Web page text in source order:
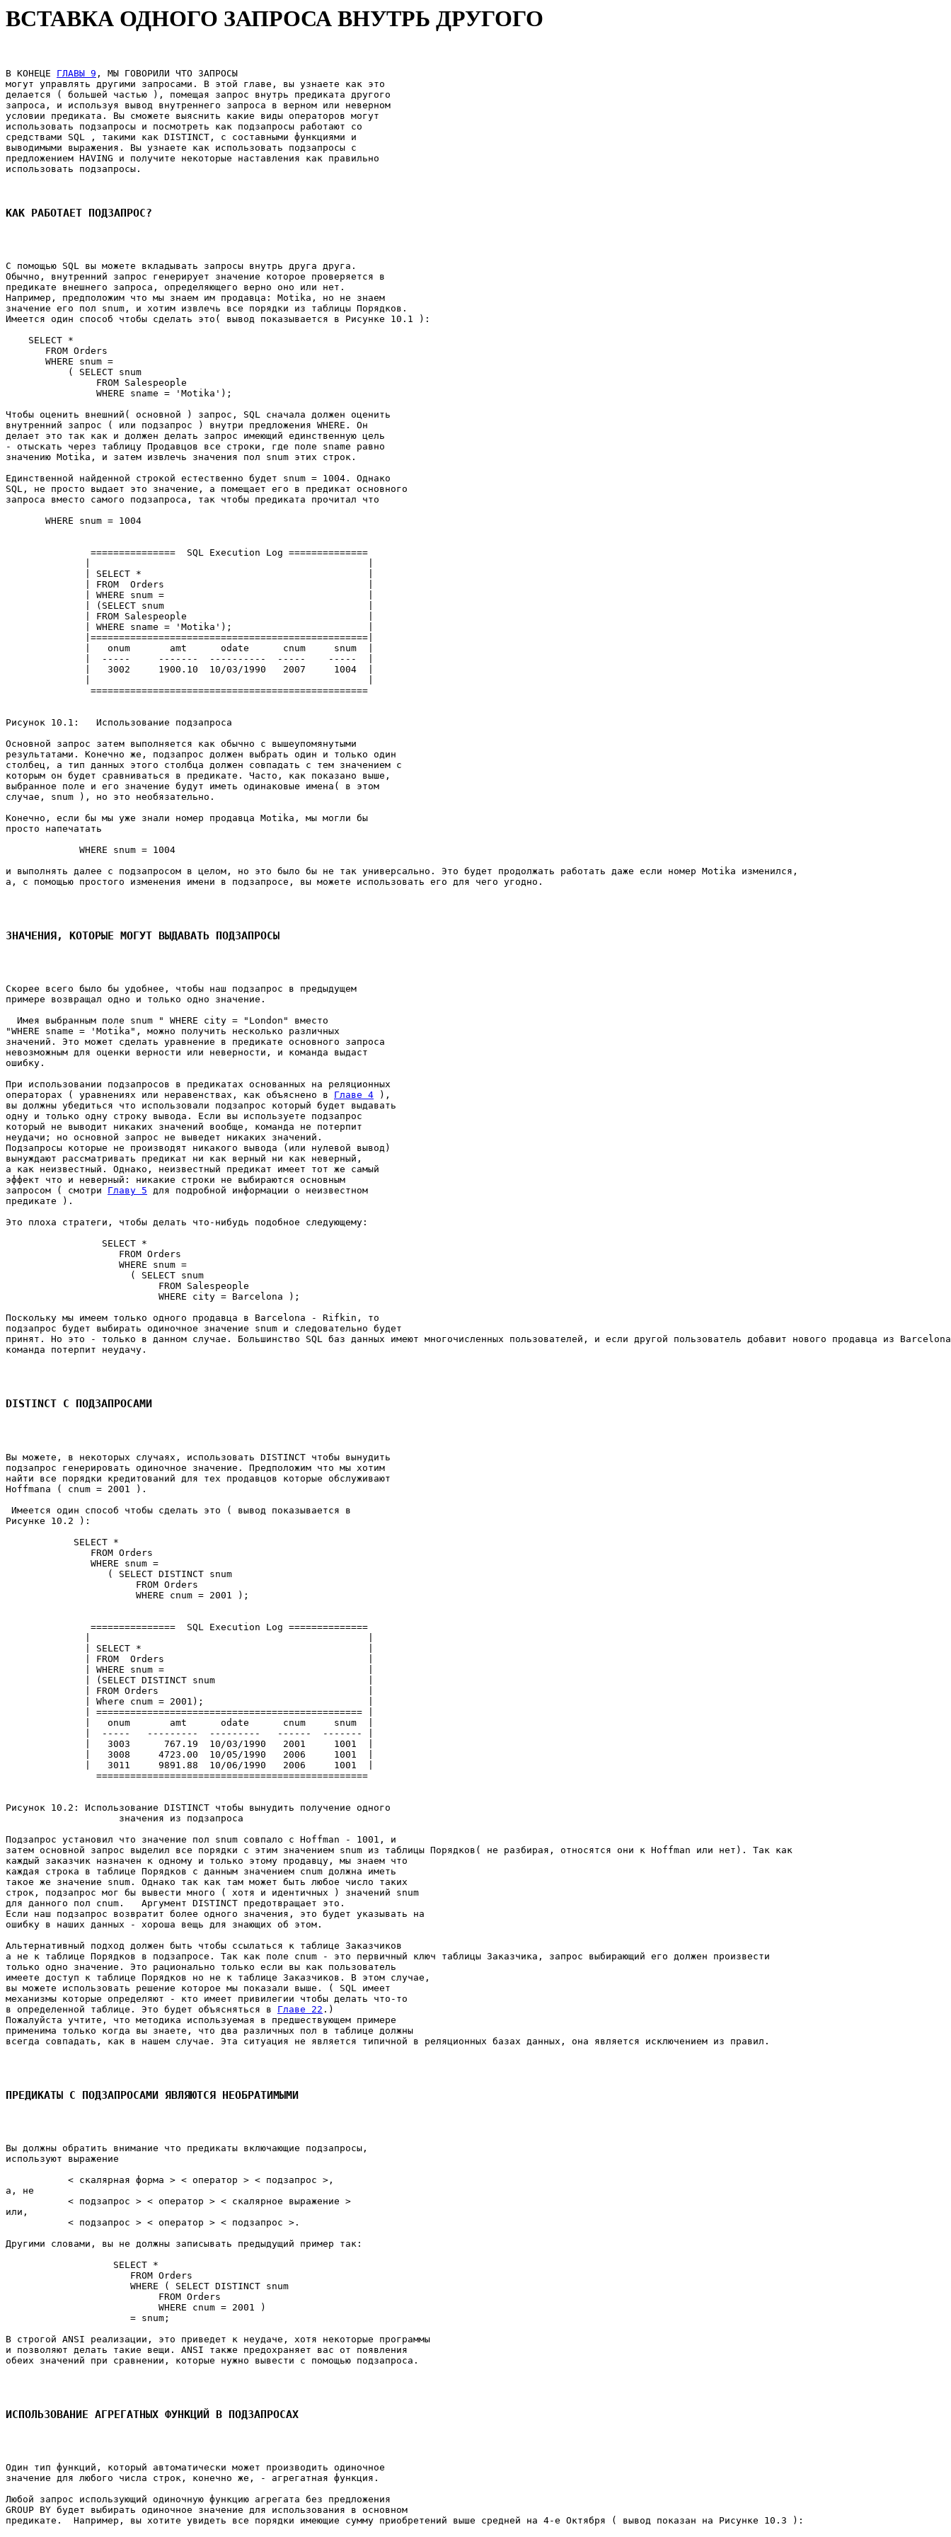
ВСТАВКА ОДНОГО ЗАПРОСА ВНУТРЬ ДРУГОГО
В КОНЕЦЕ ГЛАВЫ 9 , МЫ ГОВОРИЛИ ЧТО ЗАПРОСЫ
могут управлять другими запросами. В этой главе, вы узнаете как это
делается ( большей частью ), помещая запрос внутрь предиката другого
запроса, и используя вывод внутреннего запроса в верном или неверном
условии предиката. Вы сможете выяснить какие виды операторов могут
использовать подзапросы и посмотреть как подзапросы работают со
средствами SQL , такими как DISTINCT, с составными функциями и
выводимыми выражения. Вы узнаете как использовать подзапросы с
предложением HAVING и получите некоторые наставления как правильно
использовать подзапросы.
КАК РАБОТАЕТ ПОДЗАПРОС?
С помощью SQL вы можете вкладывать запросы внутрь друга друга.
Обычно, внутренний запрос генерирует значение которое проверяется в
предикате внешнего запроса, определяющего верно оно или нет.
Например, предположим что мы знаем им продавца: Motika, но не знаем
значение его пол snum, и хотим извлечь все порядки из таблицы Порядков.
Имеется один способ чтобы сделать это( вывод показывается в Рисунке 10.1 ):
    SELECT *
       FROM Orders
       WHERE snum =
           ( SELECT snum
                FROM Salespeople
                WHERE sname = 'Motika');
Чтобы оценить внешний( основной ) запрос, SQL сначала должен оценить
внутренний запрос ( или подзапрос ) внутри предложения WHERE. Он
делает это так как и должен делать запрос имеющий единственную цель
- отыскать через таблицу Продавцов все строки, где поле sname равно
значению Motika, и затем извлечь значения пол snum этих строк.
Единственной найденной строкой естественно будет snum = 1004. Однако
SQL, не просто выдает это значение, а помещает его в предикат основного
запроса вместо самого подзапроса, так чтобы предиката прочитал что
       WHERE snum = 1004
               ===============  SQL Execution Log ==============
              | SELECT *                                        |
              | FROM  Orders                                    |
              | WHERE snum =                                    |
              | (SELECT snum                                    |
              | FROM Salespeople                                |
              | WHERE sname = 'Motika');                        |
              |=================================================|
              |   onum       amt      odate      cnum     snum  |
              |  -----     -------  ----------  -----    -----  |
              |   3002     1900.10  10/03/1990   2007     1004  |
               =================================================
Рисунок 10.1:   Использование подзапроса
Основной запрос затем выполняется как обычно с вышеупомянутыми
результатами. Конечно же, подзапрос должен выбрать один и только один
столбец, а тип данных этого столбца должен совпадать с тем значением с
которым он будет сравниваться в предикате. Часто, как показано выше,
выбранное поле и его значение будут иметь одинаковые имена( в этом
случае, snum ), но это необязательно.
Конечно, если бы мы уже знали номер продавца Motika, мы могли бы
просто напечатать
             WHERE snum = 1004
и выполнять далее с подзапросом в целом, но это было бы не так универсально. Это будет продолжать работать даже если номер Motika изменился,
а, с помощью простого изменения имени в подзапросе, вы можете использовать его для чего угодно.
ЗНАЧЕНИЯ, КОТОРЫЕ МОГУТ ВЫДАВАТЬ ПОДЗАПРОСЫ
Скорее всего было бы удобнее, чтобы наш подзапрос в предыдущем
примере возвращал одно и только одно значение.
  Имея выбранным поле snum " WHERE city = "London" вместо
"WHERE sname = 'Motika", можно получить несколько различных
значений. Это может сделать уравнение в предикате основного запроса
невозможным для оценки верности или неверности, и команда выдаст
ошибку.
При использовании подзапросов в предикатах основанных на реляционных
операторах ( уравнениях или неравенствах, как объяснено в Главе 4 ),
вы должны убедиться что использовали подзапрос который будет выдавать
одну и только одну строку вывода. Если вы используете подзапрос
который не выводит никаких значений вообще, команда не потерпит
неудачи; но основной запрос не выведет никаких значений.
Подзапросы которые не производят никакого вывода (или нулевой вывод)
вынуждают рассматривать предикат ни как верный ни как неверный,
а как неизвестный. Однако, неизвестный предикат имеет тот же самый
эффект что и неверный: никакие строки не выбираются основным
запросом ( смотри Главу 5 для подробной информации о неизвестном
предикате ).
Это плоха стратеги, чтобы делать что-нибудь подобное следующему:
                 SELECT *
                    FROM Orders
                    WHERE snum =
                      ( SELECT snum
                           FROM Salespeople
                           WHERE city = Barcelona );
Поскольку мы имеем только одного продавца в Barcelona - Rifkin, то
подзапрос будет выбирать одиночное значение snum и следовательно будет
принят. Но это - только в данном случае. Большинство SQL баз данных имеют многочисленных пользователей, и если другой пользователь добавит нового продавца из
команда потерпит неудачу.
DISTINCT С ПОДЗАПРОСАМИ
Вы можете, в некоторых случаях, использовать DISTINCT чтобы вынудить
подзапрос генерировать одиночное значение. Предположим что мы хотим
найти все порядки кредитований для тех продавцов которые обслуживают
Hoffmanа ( cnum = 2001 ).
Имеется один способ чтобы сделать это ( вывод показывается в
Рисунке 10.2 ):
            SELECT *
               FROM Orders
               WHERE snum =
                  ( SELECT DISTINCT snum
                       FROM Orders
                       WHERE cnum = 2001 );
               ===============  SQL Execution Log ==============
              | SELECT *                                        |
              | FROM  Orders                                    |
              | WHERE snum =                                    |
              | (SELECT DISTINCT snum                           |
              | FROM Orders                                     |
              | Where cnum = 2001);                             |
              | =============================================== |
              |   onum       amt      odate      cnum     snum  |
              |  -----   ---------  ---------   ------  ------- |
              |   3003      767.19  10/03/1990   2001     1001  |
              |   3008     4723.00  10/05/1990   2006     1001  |
              |   3011     9891.88  10/06/1990   2006     1001  |
                ================================================
Рисунок 10.2: Использование DISTINCT чтобы вынудить получение одного
                    значения из подзапроса
Подзапрос установил что значение пол snum совпало с Hoffman - 1001, и
затем основной запрос выделил все порядки с этим значением snum из таблицы Порядков( не разбирая, относятся они к Hoffman или нет). Так как
каждый заказчик назначен к одному и только этому продавцу, мы знаем что
каждая строка в таблице Порядков с данным значением cnum должна иметь
такое же значение snum. Однако так как там может быть любое число таких
строк, подзапрос мог бы вывести много ( хотя и идентичных ) значений snum
для данного пол cnum.   Аргумент DISTINCT предотвращает это.
Если наш подзапрос возвратит более одного значения, это будет указывать на
ошибку в наших данных - хороша вещь для знающих об этом.
Альтернативный подход должен быть чтобы ссылаться к таблице Заказчиков
а не к таблице Порядков в подзапросе. Так как поле cnum - это первичный ключ таблицы Заказчика, запрос выбирающий его должен произвести
только одно значение. Это рационально только если вы как пользователь
имеете доступ к таблице Порядков но не к таблице Заказчиков. В этом случае,
вы можете использовать решение которое мы показали выше. ( SQL имеет
механизмы которые определяют - кто имеет привилегии чтобы делать что-то
в определенной таблице. Это будет объясняться в Главе 22 .)
Пожалуйста учтите, что методика используемая в предшествующем примере
применима только когда вы знаете, что два различных пол в таблице должны
всегда совпадать, как в нашем случае. Эта ситуация не является типичной в реляционных базах данных, она является исключением из правил.
ПРЕДИКАТЫ С ПОДЗАПРОСАМИ ЯВЛЯЮТСЯ НЕОБРАТИМЫМИ
Вы должны обратить внимание что предикаты включающие подзапросы,
используют выражение
           < скалярная форма > < оператор > < подзапрос >,
а, не
           < подзапрос > < оператор > < скалярное выражение >
или,
           < подзапрос > < оператор > < подзапрос >.
Другими словами, вы не должны записывать предыдущий пример так:
                   SELECT *
                      FROM Orders
                      WHERE ( SELECT DISTINCT snum
                           FROM Orders
                           WHERE cnum = 2001 )
                      = snum;
В строгой ANSI реализации, это приведет к неудаче, хотя некоторые программы
и позволяют делать такие вещи. ANSI также предохраняет вас от появления
обеих значений при сравнении, которые нужно вывести с помощью подзапроса.
ИСПОЛЬЗОВАНИЕ АГРЕГАТНЫХ ФУНКЦИЙ В ПОДЗАПРОСАХ
Один тип функций, который автоматически может производить одиночное
значение для любого числа строк, конечно же, - агрегатная функция.
Любой запрос использующий одиночную функцию агрегата без предложения
GROUP BY будет выбирать одиночное значение для использования в основном
предикате.  Например, вы хотите увидеть все порядки имеющие сумму приобретений выше средней на 4-е Октября ( вывод показан на Рисунке 10.3 ):